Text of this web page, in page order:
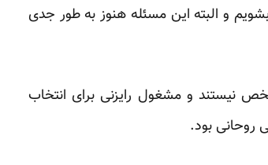
و البته این مسئله هنوز به طور جدی
نیستند و مشغول رایزنی برای انتخاب
روحانی بود.